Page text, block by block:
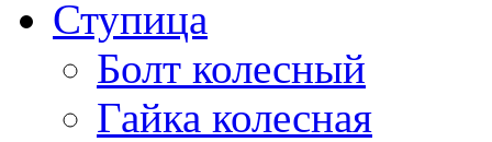
Ступица
Болт колесный
Гайка колесная